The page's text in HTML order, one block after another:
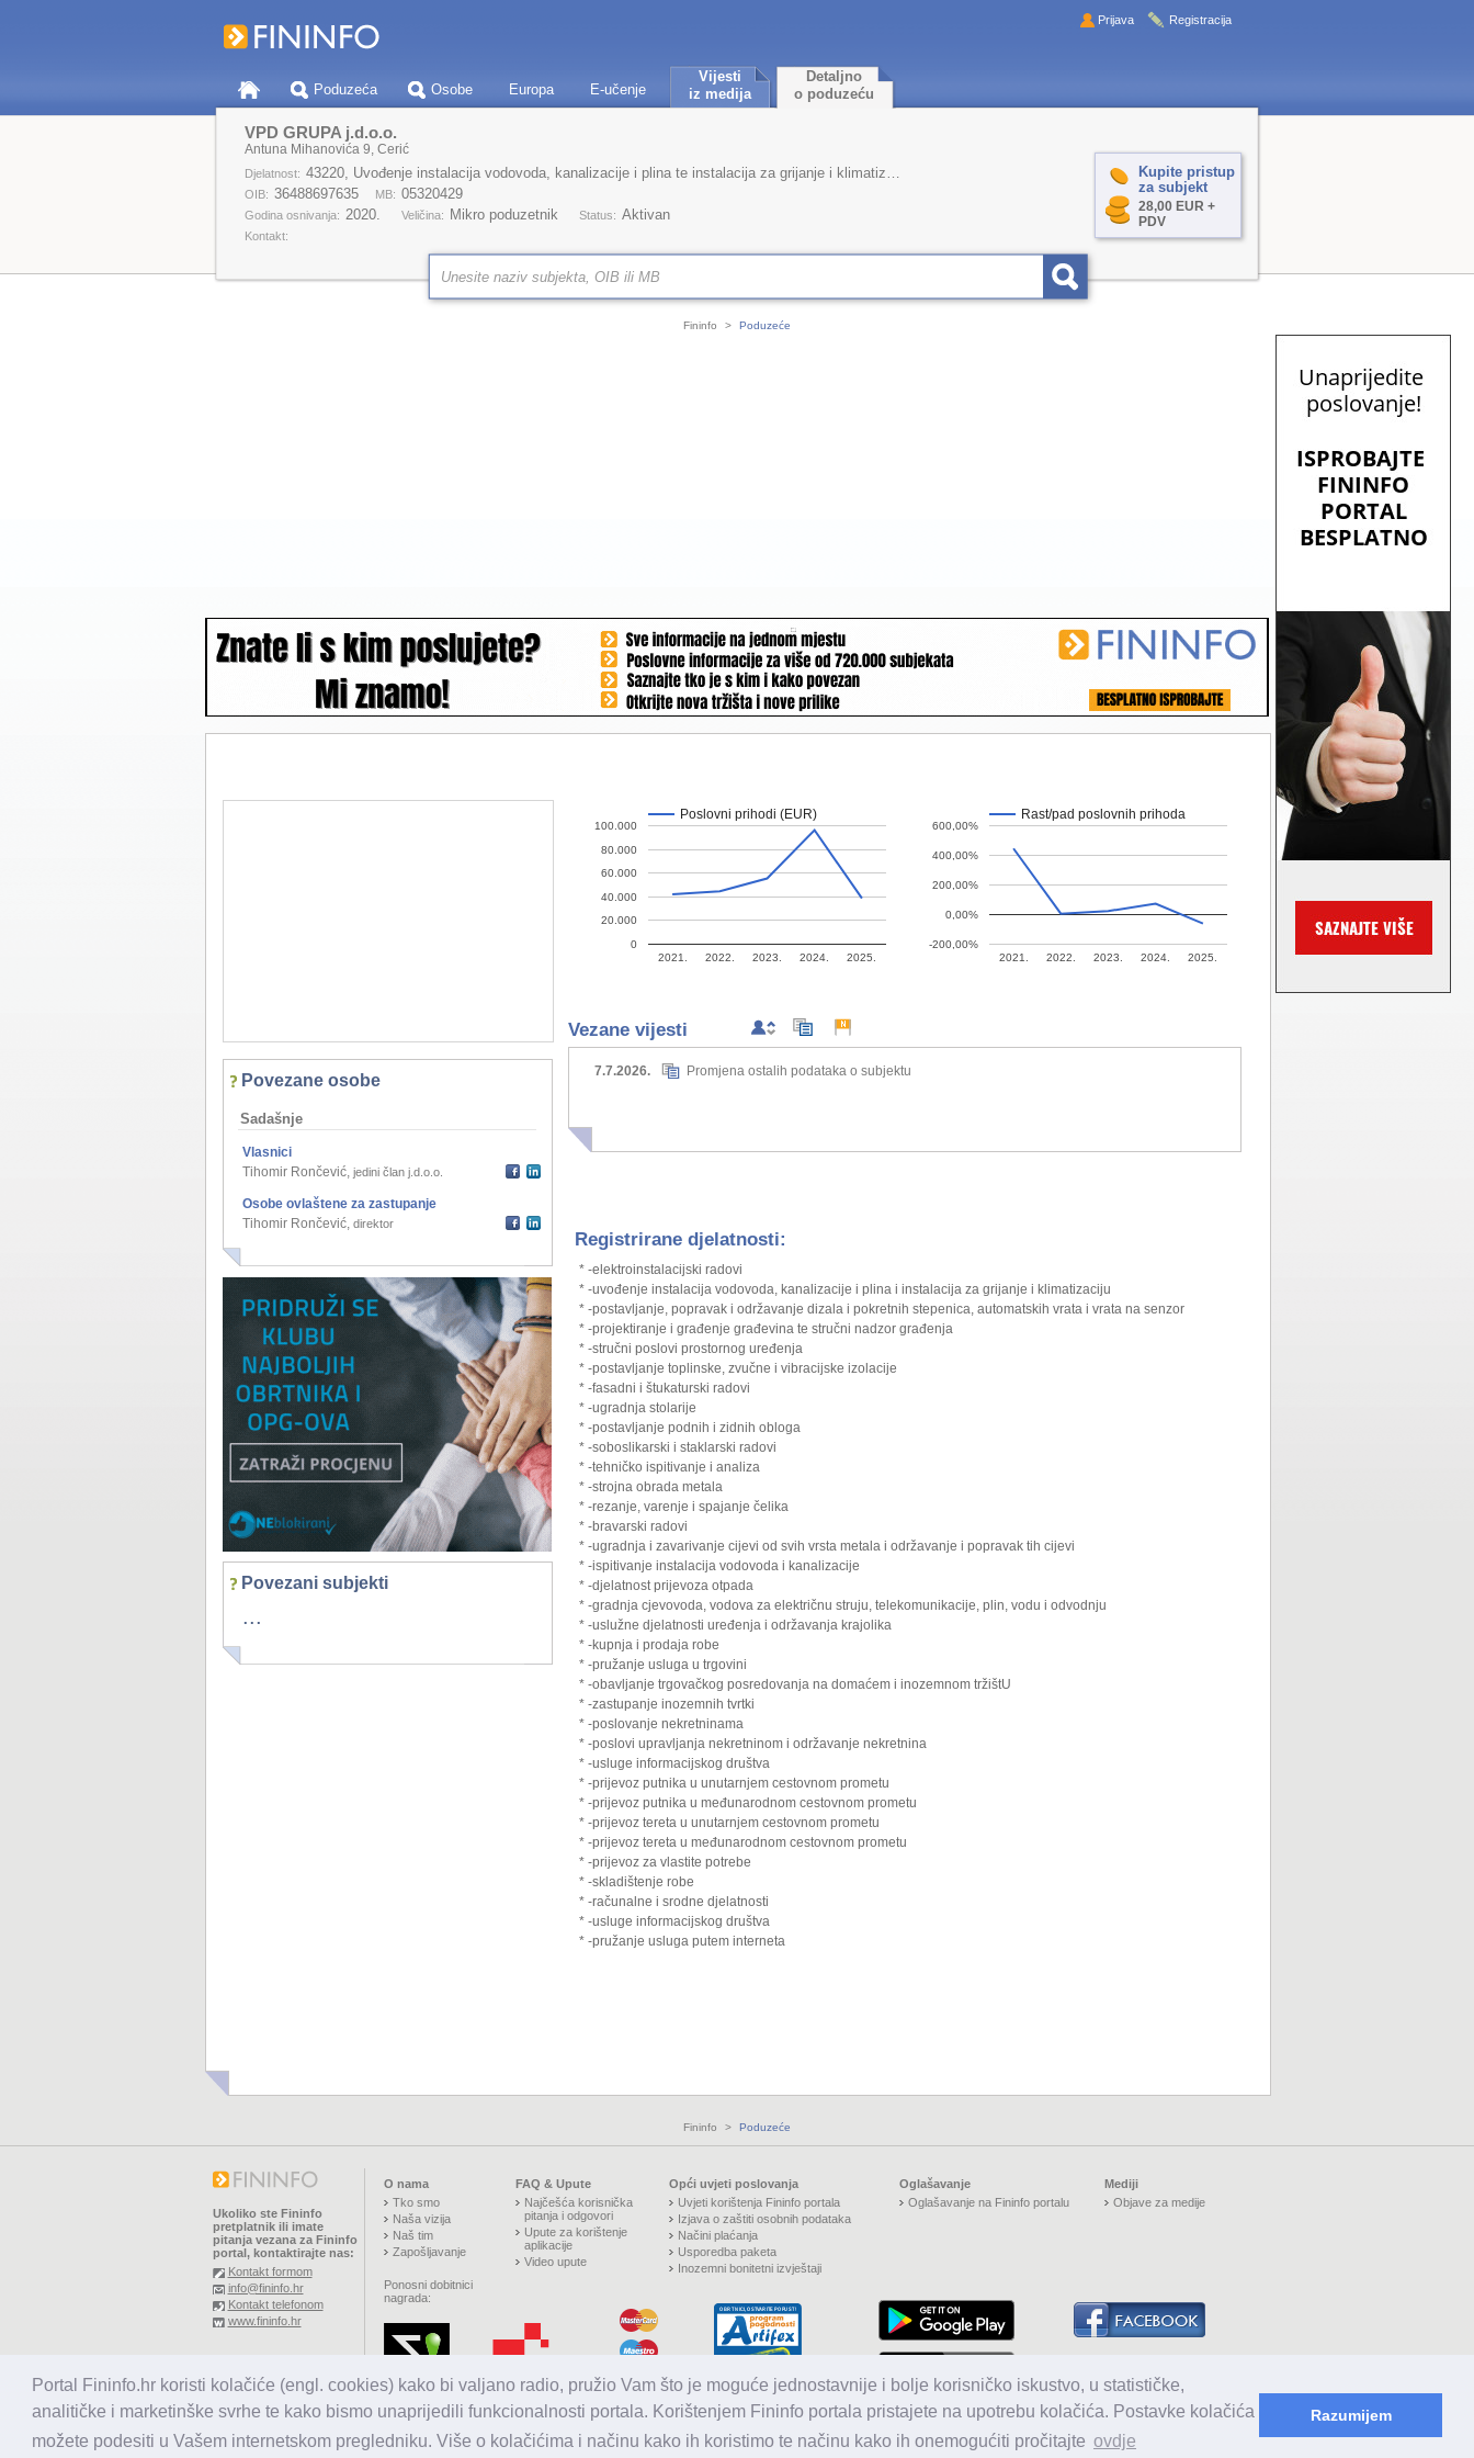
Portal Fininfo.hr koristi kolačiće (engl. cookies) kako bi valjano radio, pružio Vam što je moguće jednostavnije i bolje korisničko iskustvo, u statističke,
analitičke i marketinške svrhe te kako bismo unaprijedili funkcionalnosti portala. Korištenjem Fininfo portala pristajete na upotrebu kolačića. Postavke kolačića
možete podesiti u Vašem internetskom pregledniku. Više o kolačićima i načinu kako ih koristimo te načinu kako ih onemogućiti pročitajte ovdje
Razumijem
Poduzeća Osobe Europa E-učenje
Vijesti
iz medija
Detaljno
o poduzeću
Prijava Registracija
Kupite pristup
za subjekt
28,00 EUR +
PDV
VPD GRUPA j.d.o.o.
Antuna Mihanovića 9, Cerić
Djelatnost: 43220, Uvođenje instalacija vodovoda, kanalizacije i plina te instalacija za grijanje i klimatizaciju
OIB: 36488697635 MB: 05320429
Godina osnivanja: 2020. Veličina: Mikro poduzetnik Status: Aktivan
Kontakt:
Fininfo > Poduzeće
Povezane osobe
Sadašnje
Vlasnici
Tihomir Rončević, jedini član j.d.o.o.
Osobe ovlaštene za zastupanje
Tihomir Rončević, direktor
Povezani subjekti
...
Poslovni prihodi (EUR)
2021. 2022. 2023. 2024. 2025.
0
20.000
40.000
60.000
80.000
100.000
Rast/pad poslovnih prihoda
2021. 2022. 2023. 2024. 2025.
-200,00%
0,00%
200,00%
400,00%
600,00%
Vezane vijesti
7.7.2026. Promjena ostalih podataka o subjektu
Registrirane djelatnosti:
* -elektroinstalacijski radovi
* -uvođenje instalacija vodovoda, kanalizacije i plina i instalacija za grijanje i klimatizaciju
* -postavljanje, popravak i održavanje dizala i pokretnih stepenica, automatskih vrata i vrata na senzor
* -projektiranje i građenje građevina te stručni nadzor građenja
* -stručni poslovi prostornog uređenja
* -postavljanje toplinske, zvučne i vibracijske izolacije
* -fasadni i štukaturski radovi
* -ugradnja stolarije
* -postavljanje podnih i zidnih obloga
* -soboslikarski i staklarski radovi
* -tehničko ispitivanje i analiza
* -strojna obrada metala
* -rezanje, varenje i spajanje čelika
* -bravarski radovi
* -ugradnja i zavarivanje cijevi od svih vrsta metala i održavanje i popravak tih cijevi
* -ispitivanje instalacija vodovoda i kanalizacije
* -djelatnost prijevoza otpada
* -gradnja cjevovoda, vodova za električnu struju, telekomunikacije, plin, vodu i odvodnju
* -uslužne djelatnosti uređenja i održavanja krajolika
* -kupnja i prodaja robe
* -pružanje usluga u trgovini
* -obavljanje trgovačkog posredovanja na domaćem i inozemnom tržištU
* -zastupanje inozemnih tvrtki
* -poslovanje nekretninama
* -poslovi upravljanja nekretninom i održavanje nekretnina
* -usluge informacijskog društva
* -prijevoz putnika u unutarnjem cestovnom prometu
* -prijevoz putnika u međunarodnom cestovnom prometu
* -prijevoz tereta u unutarnjem cestovnom prometu
* -prijevoz tereta u međunarodnom cestovnom prometu
* -prijevoz za vlastite potrebe
* -skladištenje robe
* -računalne i srodne djelatnosti
* -usluge informacijskog društva
* -pružanje usluga putem interneta
Fininfo > Poduzeće
Ukoliko ste Fininfo
pretplatnik ili imate
pitanja vezana za Fininfo
portal, kontaktirajte nas:
Kontakt formom
info@fininfo.hr
Kontakt telefonom
www.fininfo.hr
Sva prava pridržana.
O nama
Tko smo
Naša vizija
Naš tim
Zapošljavanje
Ponosni dobitnici
nagrada:
FAQ & Upute
Najčešća korisnička
pitanja i odgovori
Upute za korištenje
aplikacije
Video upute
Opći uvjeti poslovanja
Uvjeti korištenja Fininfo portala
Izjava o zaštiti osobnih podataka
Načini plaćanja
Usporedba paketa
Inozemni bonitetni izvještaji
Oglašavanje
Oglašavanje na Fininfo portalu
Mediji
Objave za medije